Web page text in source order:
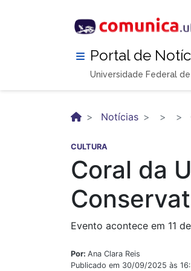
Portal de
Universidade Federal
Notícias
CULTURA
Coral da
Evento acontece em 11
Por: Ana Clara Reis
Publicado em 30/09/2025 às